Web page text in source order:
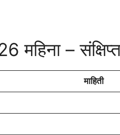
– संक्षिप्त
माहिती